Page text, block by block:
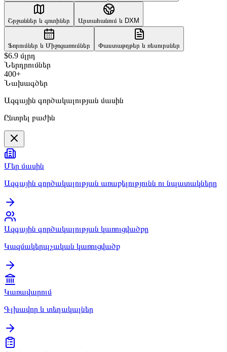
Շրջաններ և գոտիներ Արտահանում և DXM
Ֆորումներ և Միջոցառումներ Փաստաթղթեր և ռեսուրսներ
$6.9 մլրդ
Ներդրումներ
400+
Նախագծեր
Ազգային գործակալության մասին
Ընտրել բաժին
Մեր մասին
Ազգային գործակալության առաքելությունն ու նպատակները
Ազգային գործակալության կառուցվածքը
Կազմակերպչական կառուցվածք
Կառավարում
Գլխավոր և տեղակալներ